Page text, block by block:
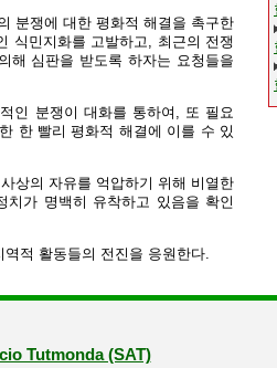
분쟁에 대한 평화적 해결을 촉구한
식민지화를 고발하고, 최근의 전쟁
해 심판을 받도록 하자는 요청들을
인 분쟁이 대화를 통하여, 또 필요
한 빨리 평화적 해결에 이를 수 있
상의 자유를 억압하기 위해 비열한
치가 명백히 유착하고 있음을 확인
적 활동들의 전진을 응원한다.
Tutmonda (SAT)